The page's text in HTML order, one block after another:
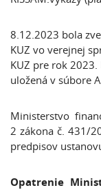
8.12.2023 bola
KUZ vo verejnej
KUZ pre rok
uložená v súbore
Ministerstvo
2 zákona č. 431/
predpisov
Opatrenie